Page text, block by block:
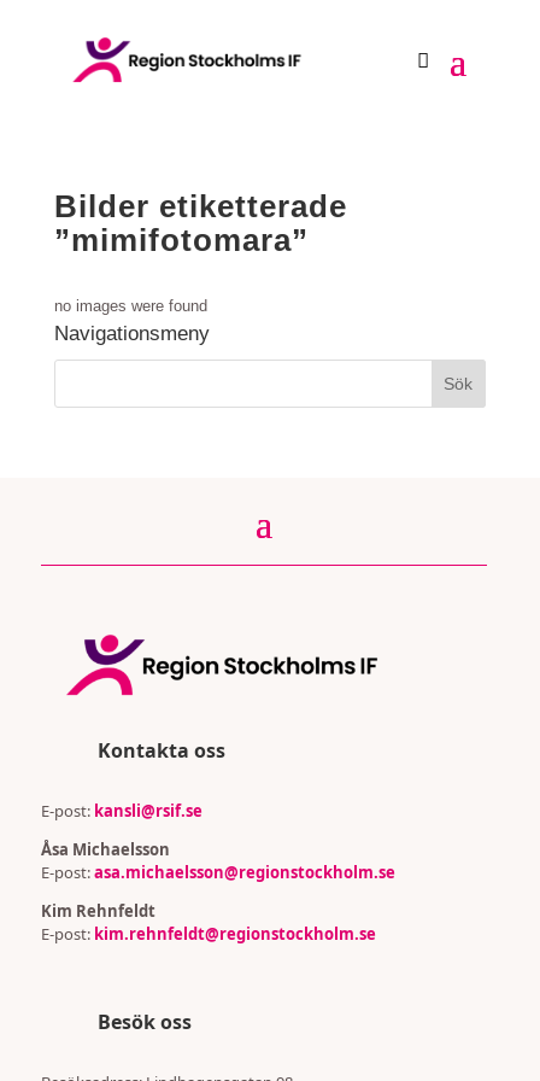
Bilder etiketterade
”mimifotomara”
no images were found
Navigationsmeny
Kontakta oss
E-post: kansli@rsif.se
Åsa Michaelsson
E-post:asa.michaelsson@regionstockholm.se
Kim Rehnfeldt
E-post: kim.rehnfeldt@regionstockholm.se
Besök oss